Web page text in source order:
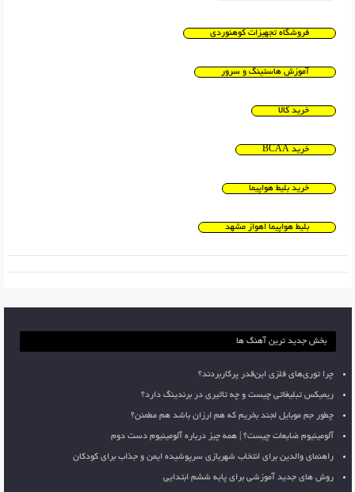
فروشگاه تجهیزات کوهنوردی
آموزش هاستینگ و سرور
خرید کالا
خرید BCAA
خرید بلیط هواپیما
بلیط هواپیما اهواز مشهد
بخش جدید ترین آهنگ ها
چرا توری‌های فلزی این‌قدر پرکاربردند؟
ریمیکس تبلیغاتی چیست و چه تاثیری در برندینگ دارد؟
چطور جم موبایل لجند بخریم که هم ارزان باشد هم مطمئن؟
آلومینیوم ضایعات چیست؟ | همه چیز درباره آلومینیوم دست دوم
راهنمای والدین برای انتخاب شهربازی سرپوشیده ایمن و جذاب برای کودکان
روش های جدید آموزشی برای پایه ششم ابتدایی